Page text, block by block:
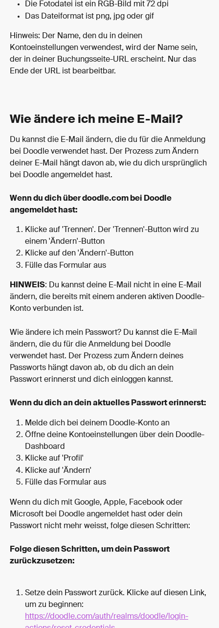
Die Fotodatei ist ein RGB-Bild mit 72 dpi
Das Dateiformat ist png, jpg oder gif
Hinweis: Der Name, den du in deinen
Kontoeinstellungen verwendest, wird der Name sein,
der in deiner Buchungsseite-URL erscheint. Nur das
Ende der URL ist bearbeitbar.
Wie ändere ich meine E-Mail?
Du kannst die E-Mail ändern, die du für die Anmeldung
bei Doodle verwendet hast. Der Prozess zum Ändern
deiner E-Mail hängt davon ab, wie du dich ursprünglich
bei Doodle angemeldet hast.
Wenn du dich über doodle.com bei Doodle
angemeldet hast:
Klicke auf 'Trennen'. Der 'Trennen'-Button wird zu
einem 'Ändern'-Button
Klicke auf den 'Ändern'-Button
Fülle das Formular aus
HINWEIS: Du kannst deine E-Mail nicht in eine E-Mail
ändern, die bereits mit einem anderen aktiven Doodle-
Konto verbunden ist.
Wie ändere ich mein Passwort? Du kannst die E-Mail
ändern, die du für die Anmeldung bei Doodle
verwendet hast. Der Prozess zum Ändern deines
Passworts hängt davon ab, ob du dich an dein
Passwort erinnerst und dich einloggen kannst.
Wenn du dich an dein aktuelles Passwort erinnerst:
Melde dich bei deinem Doodle-Konto an
Öffne deine Kontoeinstellungen über dein Doodle-
Dashboard
Klicke auf 'Profil'
Klicke auf 'Ändern'
Fülle das Formular aus
Wenn du dich mit Google, Apple, Facebook oder
Microsoft bei Doodle angemeldet hast oder dein
Passwort nicht mehr weisst, folge diesen Schritten:
Folge diesen Schritten, um dein Passwort
zurückzusetzen:
Setze dein Passwort zurück. Klicke auf diesen Link,
um zu beginnen:
https://doodle.com/auth/realms/doodle/login-